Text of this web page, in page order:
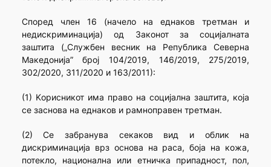
Според член 16 (начело на еднаков третман и
недискриминација) од Законот за социјалната
заштита („Службен весник на Република Северна
Македонија” број 104/2019, 146/2019, 275/2019,
302/2020, 311/2020 и 163/2011):
(1) Kорисникот има право на социјална заштита, која
се заснова на еднаков и рамноправен третман.
(2) Се забранува секаков вид и облик на
дискриминација врз основа на раса, боја на кожа,
потекло, национална или етничка припадност, пол,